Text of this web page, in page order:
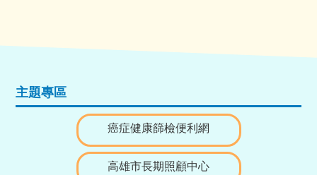
主題專區
癌症健康篩檢便利網
高雄市長期照顧中心